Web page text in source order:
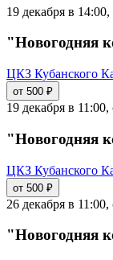
19 декабря в 14:00,
"Новогодняя
ЦКЗ Кубанского
от 500 ₽
19 декабря в 11:00,
"Новогодняя
ЦКЗ Кубанского
от 500 ₽
26 декабря в 11:00,
"Новогодняя